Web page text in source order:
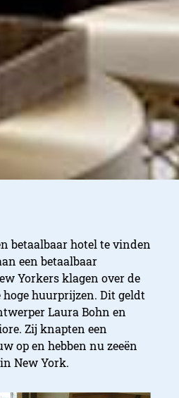
betaalbaar hotel te vinden
een betaalbaar
Yorkers klagen over de
huurprijzen. Dit geldt
Laura Bohn en
Zij knapten een
op en hebben nu zeeën
New York.